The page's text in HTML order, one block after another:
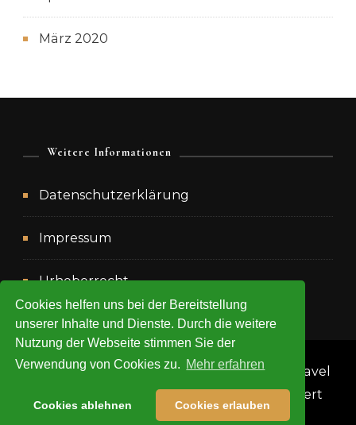
Cookies helfen uns bei der Bereitstellung
unserer Inhalte und Dienste. Durch die weitere
Nutzung der Webseite stimmen Sie der
Verwendung von Cookies zu. Mehr erfahren
Cookies ablehnen Cookies erlauben
März 2020
Weitere Informationen
Datenschutzerklärung
Impressum
Urheberrecht
Copyright 2020 Anke Goodwin -Blossom Travel
Blossom Themes
. Präsentiert
Datenschutzerklärung